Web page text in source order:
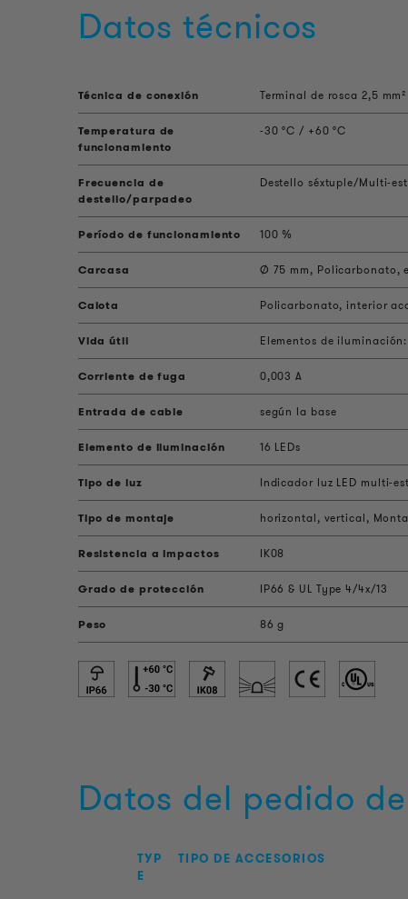
Datos técnicos
Técnica de conexión Terminal de rosca 2,5 mm²
Temperatura de
funcionamiento
-30 °C / +60 °C
Frecuencia de
destello/parpadeo
Destello séxtuple/Multi-
Período de funcionamiento 100 %
Carcasa Ø 75 mm, Policarbonato,
Calota Policarbonato, interior
Vida útil Elementos de
Corriente de fuga 0,003 A
Entrada de cable según la base
Elemento de iluminación 16 LEDs
Tipo de luz Indicador luz LED multi-
Tipo de montaje horizontal, vertical,
Resistencia a impactos IK08
Grado de protección IP66 & UL Type 4/4x/13
Peso 86 g
Datos del pedido
TYP
E
TIPO DE ACCESORIOS